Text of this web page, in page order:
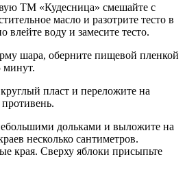
ТМ «Кудесница» смешайте с
масло и разотрите тесто в
влейте воду и замесите тесто.
шара, оберните пищевой пленкой
минут.
круглый пласт и переложите на
дольками и выложите на
несколько сантиметров.
края. Сверху яблоки присыпьте